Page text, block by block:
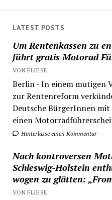
LATEST POSTS
Um Rentenkassen zu
führt gratis Motorad
VON FLIESE
Berlin - In einem mutigen
zur Rentenreform
Deutsche BürgerInnen
einen
Hinterlasse einen Kommentar
Nach kontroversen
Schleswig-Holstein
wogen zu glätten:
VON FLIESE